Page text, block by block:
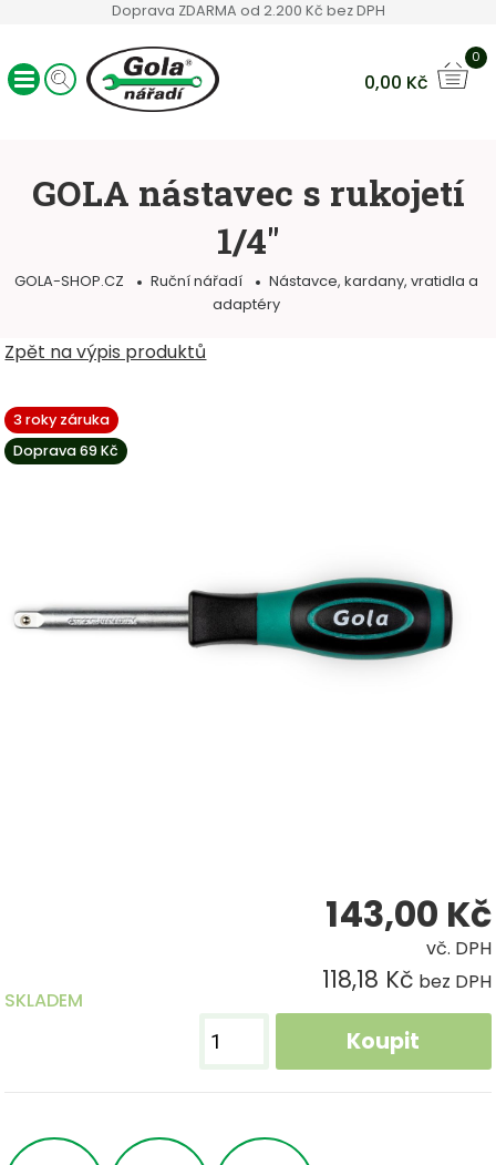
Doprava ZDARMA od 2.200 Kč bez DPH
0,00 Kč
0
Ruční nářadí
Hlavice a bity
Klíče
Servisní vozíky
GOLA nástavec s rukojetí
1/4"
GOLA-SHOP.CZ Ruční nářadí
Nástavce, kardany, vratidla a
adaptéry
Zpět na výpis produktů
3 roky záruka
Doprava 69 Kč
SKLADEM
143,00 Kč
vč. DPH
118,18 Kč bez DPH
Koupit